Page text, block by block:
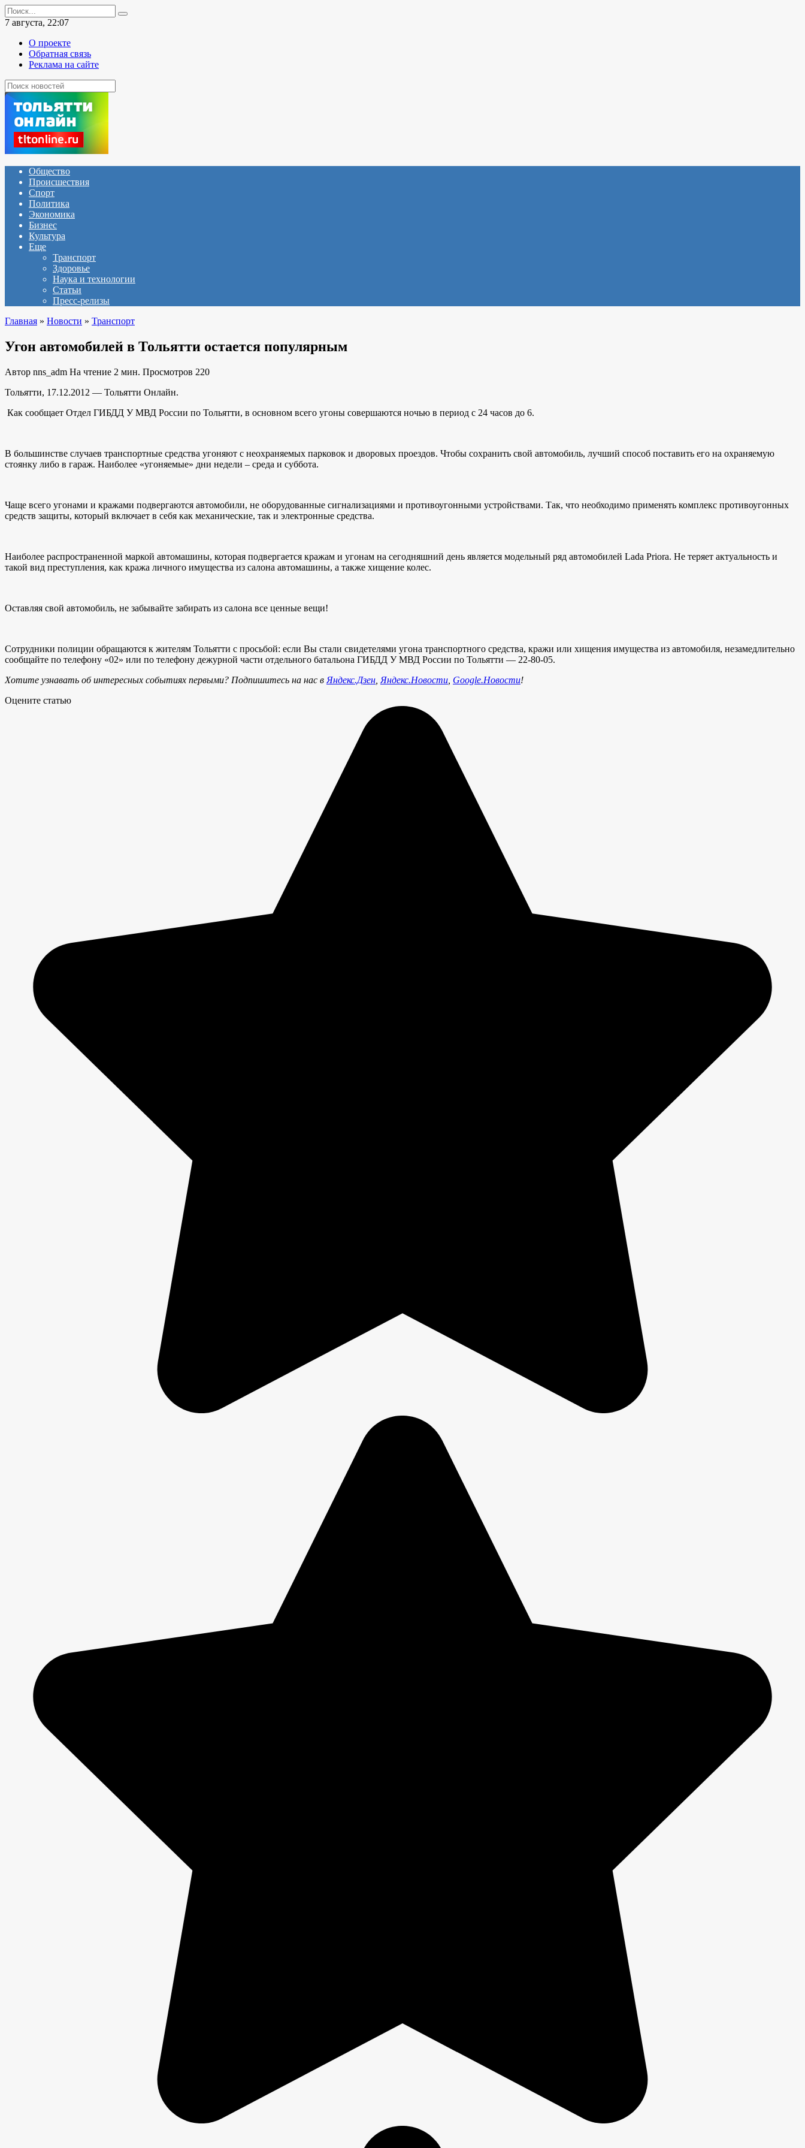
Перейти
к
содержанию
Search
for:
7 августа, 22:07
О проекте
Обратная связь
Реклама на сайте
Общество
Происшествия
Спорт
Политика
Экономика
Бизнес
Культура
Еще
Транспорт
Здоровье
Наука и технологии
Статьи
Пресс-релизы
Главная » Новости » Транспорт
Угон автомобилей в Тольятти остается популярным
Автор nns_adm На чтение 2 мин. Просмотров 220
Тольятти, 17.12.2012 — Тольятти Онлайн.
Как сообщает Отдел ГИБДД У МВД России по Тольятти, в основном всего угоны совершаются ночью в период с 24 часов до 6.
В большинстве случаев транспортные средства угоняют с неохраняемых парковок и дворовых проездов. Чтобы сохранить свой автомобиль, лучший способ поставить его на охраняемую
стоянку либо в гараж. Наиболее «угоняемые» дни недели – среда и суббота.
Чаще всего угонами и кражами подвергаются автомобили, не оборудованные сигнализациями и противоугонными устройствами. Так, что необходимо применять комплекс противоугонных
средств защиты, который включает в себя как механические, так и электронные средства.
Наиболее распространенной маркой автомашины, которая подвергается кражам и угонам на сегодняшний день является модельный ряд автомобилей Lada Priora. Не теряет актуальность и
такой вид преступления, как кража личного имущества из салона автомашины, а также хищение колес.
Оставляя свой автомобиль, не забывайте забирать из салона все ценные вещи!
Сотрудники полиции обращаются к жителям Тольятти с просьбой: если Вы стали свидетелями угона транспортного средства, кражи или хищения имущества из автомобиля, незамедлительно
сообщайте по телефону «02» или по телефону дежурной части отдельного батальона ГИБДД У МВД России по Тольятти — 22-80-05.
Хотите узнавать об интересных событиях первыми? Подпишитесь на нас в Яндекс.Дзен Яндекс.Новости Google.Новости!
Оцените статью